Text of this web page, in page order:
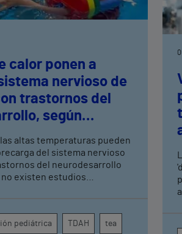
calor ponen a
nervioso de
trastornos del
según
Vithas
las altas temperaturas pueden
del sistema nervioso
del neurodesarrollo
existen estudios
emocional y la
pediátrica TDAH tea